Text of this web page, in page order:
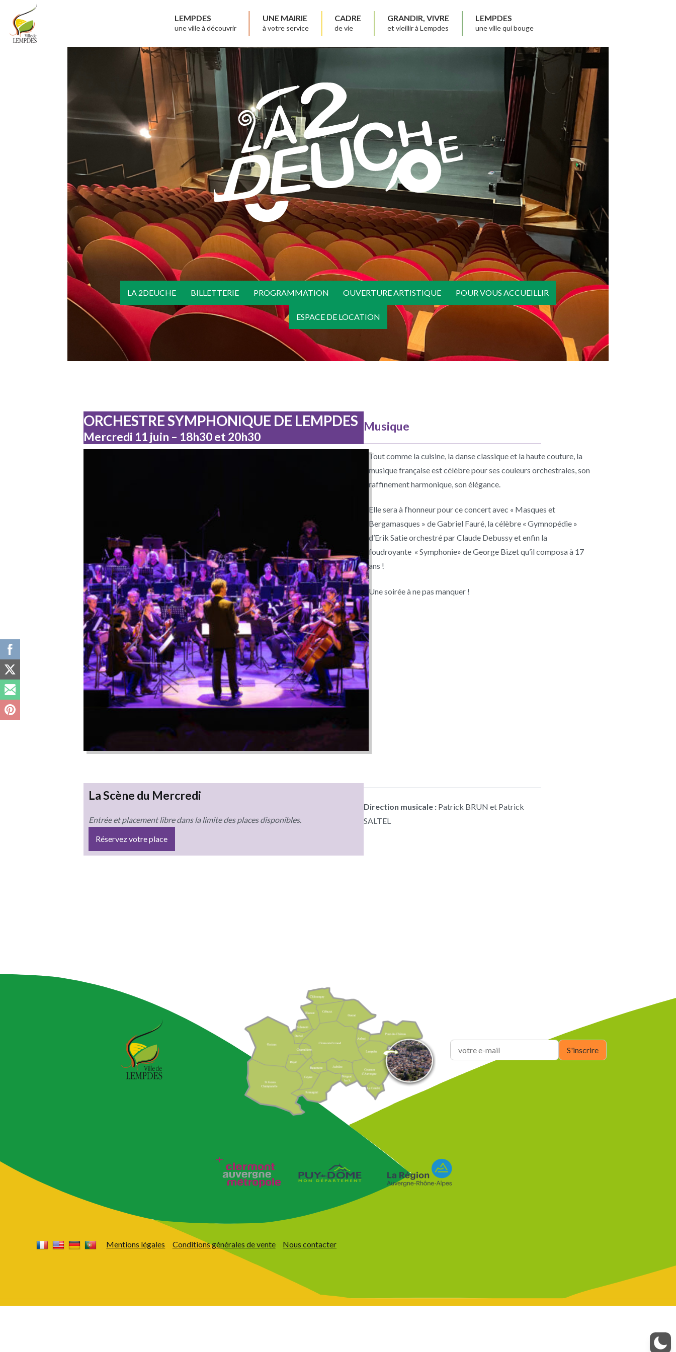
contenu
Lempdes
LEMPDES
une ville à découvrir
UNE MAIRIE
à votre service
CADRE
de vie
GRANDIR, VIVRE
et vieillir à Lempdes
LEMPDES
une ville qui bouge
LA 2DEUCHE BILLETTERIE PROGRAMMATION OUVERTURE ARTISTIQUE POUR VOUS ACCUEILLIR
ESPACE DE LOCATION
ORCHESTRE SYMPHONIQUE DE LEMPDES
Mercredi 11 juin – 18h30 et 20h30
Musique
Tout comme la cuisine, la danse classique et la haute couture, la
musique française est célèbre pour ses couleurs orchestrales, son
raffinement harmonique, son élégance.
Elle sera à l‘honneur pour ce concert avec « Masques et
Bergamasques » de Gabriel Fauré, la célèbre « Gymnopédie »
d’Erik Satie orchestré par Claude Debussy et enfin la
foudroyante « Symphonie» de George Bizet qu’il composa à 17
ans !
Une soirée à ne pas manquer !
La Scène du Mercredi
Entrée et placement libre dans la limite des places disponibles.
Réservez votre place
Direction musicale :Patrick BRUN et Patrick
SALTEL
Mentions légales Conditions générales de vente Nous contacter